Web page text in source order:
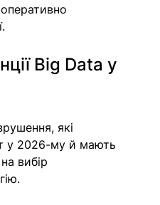
Big Data у
які
у 2026-му й мають
вибір